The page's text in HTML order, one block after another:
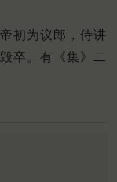
初为议郎，侍讲
卒。有《集》二